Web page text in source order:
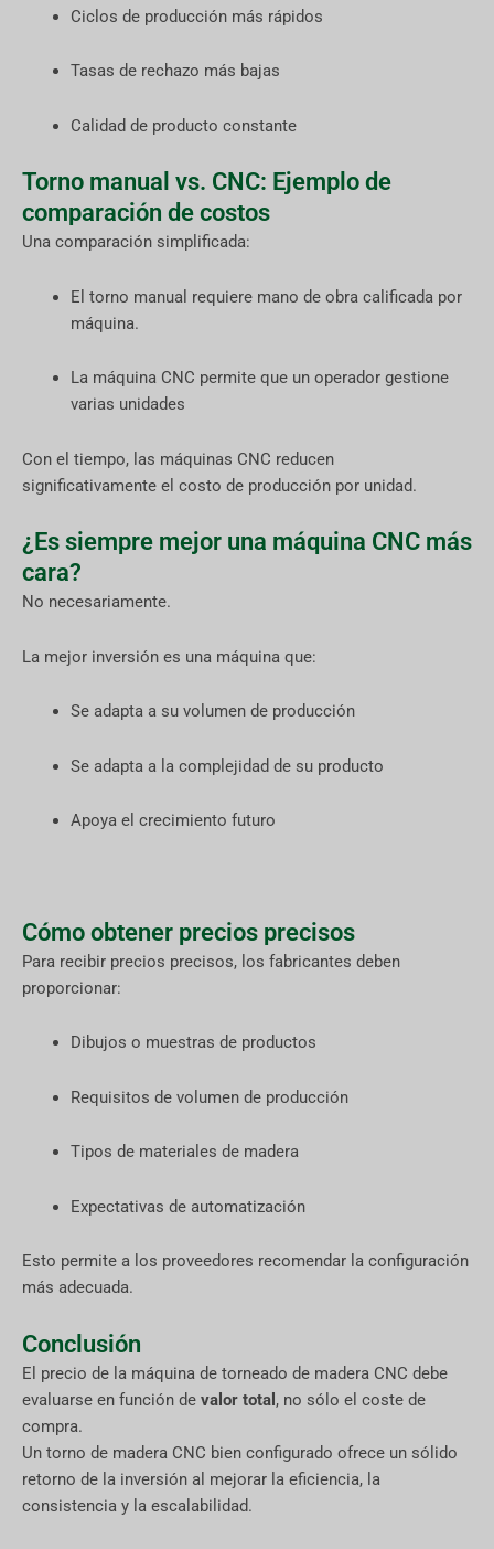
Ciclos de producción más rápidos
Tasas de rechazo más bajas
Calidad de producto constante
Torno manual vs. CNC: Ejemplo de
comparación de costos
Una comparación simplificada:
El torno manual requiere mano de obra calificada por
máquina.
La máquina CNC permite que un operador gestione
varias unidades
Con el tiempo, las máquinas CNC reducen
significativamente el costo de producción por unidad.
¿Es siempre mejor una máquina CNC más
cara?
No necesariamente.
La mejor inversión es una máquina que:
Se adapta a su volumen de producción
Se adapta a la complejidad de su producto
Apoya el crecimiento futuro
Cómo obtener precios precisos
Para recibir precios precisos, los fabricantes deben
proporcionar:
Dibujos o muestras de productos
Requisitos de volumen de producción
Tipos de materiales de madera
Expectativas de automatización
Esto permite a los proveedores recomendar la configuración
más adecuada.
Conclusión
El precio de la máquina de torneado de madera CNC debe
evaluarse en función de valor total , no sólo el coste de
compra.
Un torno de madera CNC bien configurado ofrece un sólido
retorno de la inversión al mejorar la eficiencia, la
consistencia y la escalabilidad.